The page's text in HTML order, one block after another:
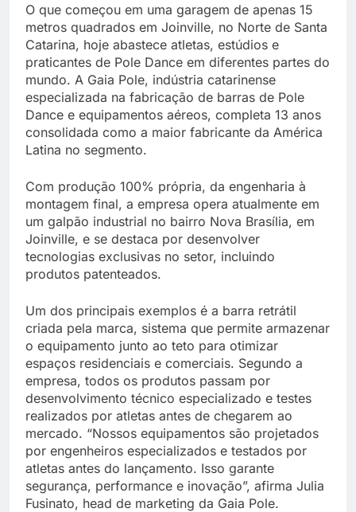
O que começou em uma garagem de apenas 15
metros quadrados em Joinville, no Norte de Santa
Catarina, hoje abastece atletas, estúdios e
praticantes de Pole Dance em diferentes partes do
mundo. A Gaia Pole, indústria catarinense
especializada na fabricação de barras de Pole
Dance e equipamentos aéreos, completa 13 anos
consolidada como a maior fabricante da América
Latina no segmento.
Com produção 100% própria, da engenharia à
montagem final, a empresa opera atualmente em
um galpão industrial no bairro Nova Brasília, em
Joinville, e se destaca por desenvolver
tecnologias exclusivas no setor, incluindo
produtos patenteados.
Um dos principais exemplos é a barra retrátil
criada pela marca, sistema que permite armazenar
o equipamento junto ao teto para otimizar
espaços residenciais e comerciais. Segundo a
empresa, todos os produtos passam por
desenvolvimento técnico especializado e testes
realizados por atletas antes de chegarem ao
mercado. “Nossos equipamentos são projetados
por engenheiros especializados e testados por
atletas antes do lançamento. Isso garante
segurança, performance e inovação”, afirma Julia
Fusinato, head de marketing da Gaia Pole.